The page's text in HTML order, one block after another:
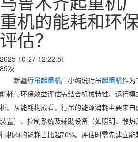
重机的能耗和环
评估？
2025-10-27 12:22:51
89次
新疆行吊起重机厂小编说行吊起重机作为
能耗与环保效益评估需结合机械特性、运行
析。从能耗构成看，行吊的能源消耗主要来
装置）、控制系统及辅助设备（如照明、散
行机构的能耗占比超70%。评估时需先建立